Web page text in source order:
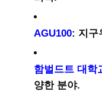
AGU100: 지구
함벌드트 대학
양한 분야.